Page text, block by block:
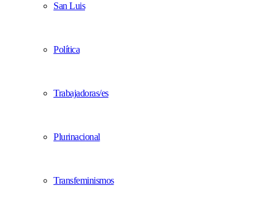
San Luis
Política
Trabajadoras/es
Plurinacional
Transfeminismos